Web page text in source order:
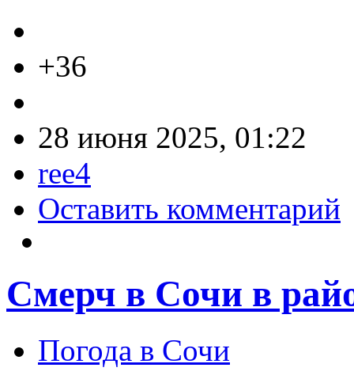
+36
28 июня 2025, 01:22
ree4
Оставить комментарий
Смерч в Сочи в
Погода в Сочи